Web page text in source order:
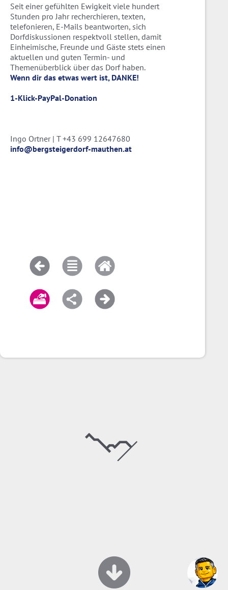
Seit einer gefühlten Ewigkeit viele hundert
Stunden pro Jahr recherchieren, texten,
telefonieren, E-Mails beantworten, sich
Dorfdiskussionen respektvoll stellen, damit
Einheimische, Freunde und Gäste stets einen
aktuellen und guten Termin- und
Themenüberblick über das Dorf haben.
Wenn dir das etwas wert ist, DANKE!
1-Klick-PayPal-Donation
Ingo Ortner | T +43 699 12647680
info@bergsteigerdorf-mauthen.at